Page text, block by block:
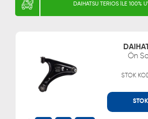
DAIHATSU TERIOS İLE 100%
Ön
STOK